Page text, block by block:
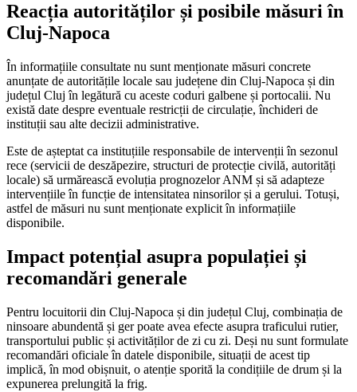
Reacția autorităților și posibile măsuri în
Cluj-Napoca
În informațiile consultate nu sunt menționate măsuri concrete
anunțate de autoritățile locale sau județene din Cluj-Napoca și din
județul Cluj în legătură cu aceste coduri galbene și portocalii. Nu
există date despre eventuale restricții de circulație, închideri de
instituții sau alte decizii administrative.
Este de așteptat ca instituțiile responsabile de intervenții în sezonul
rece (servicii de deszăpezire, structuri de protecție civilă, autorități
locale) să urmărească evoluția prognozelor ANM și să adapteze
intervențiile în funcție de intensitatea ninsorilor și a gerului. Totuși,
astfel de măsuri nu sunt menționate explicit în informațiile
disponibile.
Impact potențial asupra populației și
recomandări generale
Pentru locuitorii din Cluj-Napoca și din județul Cluj, combinația de
ninsoare abundentă și ger poate avea efecte asupra traficului rutier,
transportului public și activităților de zi cu zi. Deși nu sunt formulate
recomandări oficiale în datele disponibile, situații de acest tip
implică, în mod obișnuit, o atenție sporită la condițiile de drum și la
expunerea prelungită la frig.